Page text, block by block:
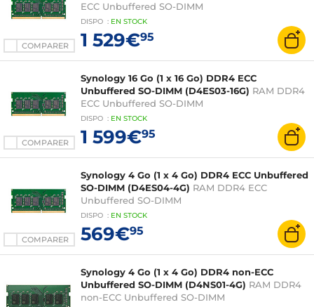
COMPARER
ECC Unbuffered SO-DIMM
DISPO : EN STOCK
1 529€95
COMPARER
Synology 16 Go (1 x 16 Go) DDR4 ECC
Unbuffered SO-DIMM (D4ES03-16G) RAM DDR4
ECC Unbuffered SO-DIMM
DISPO : EN STOCK
1 599€95
COMPARER
Synology 4 Go (1 x 4 Go) DDR4 ECC Unbuffered
SO-DIMM (D4ES04-4G) RAM DDR4 ECC
Unbuffered SO-DIMM
DISPO : EN STOCK
569€95
Synology 4 Go (1 x 4 Go) DDR4 non-ECC
Unbuffered SO-DIMM (D4NS01-4G) RAM DDR4
non-ECC Unbuffered SO-DIMM